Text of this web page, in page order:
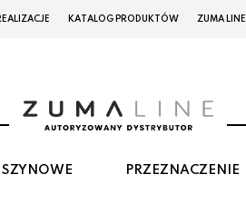
KATALOG PRODUKTÓW ZUMA LINE
PRZEZNACZENIE